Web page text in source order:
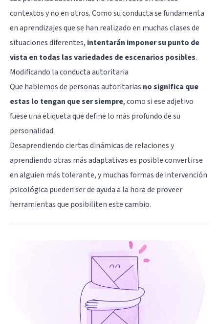
contextos y no en otros. Como su conducta se fundamenta
en aprendizajes que se han realizado en muchas clases de
situaciones diferentes, intentarán imponer su punto de
vista en todas las variedades de escenarios posibles.
Modificando la conducta autoritaria
Que hablemos de personas autoritarias no significa que
estas lo tengan que ser siempre, como si ese adjetivo
fuese una etiqueta que define lo más profundo de su
personalidad.
Desaprendiendo ciertas dinámicas de relaciones y
aprendiendo otras más adaptativas es posible convertirse
en alguien más tolerante, y muchas formas de intervención
psicológica pueden ser de ayuda a la hora de proveer
herramientas que posibiliten este cambio.